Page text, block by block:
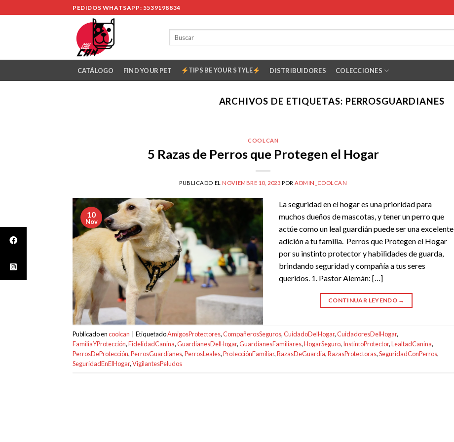
to
PEDIDOS WHATSAPP: 5539198834
CATÁLOGO FIND YOUR PET TIPS BE YOUR STYLE DISTRIBUIDORES COLECCIONES
ARCHIVOS DE ETIQUETAS: PERROSGUARDIANES
COOLCAN
5 Razas de Perros que Protegen el Hogar
PUBLICADO EL NOVIEMBRE 10, 2023 PORADMIN_COOLCAN
10
Nov
La seguridad en el hogar es una prioridad para
muchos dueños de mascotas, y tener un perro que
actúe como un leal guardián puede ser una excelente
adición a tu familia. Perros que Protegen el Hogar
por su instinto protector y habilidades de guarda,
brindando seguridad y compañía a tus seres
queridos. 1. Pastor Alemán: […]
CONTINUAR LEYENDO →
Publicado encoolcan EtiquetadoAmigosProtectores,CompañerosSeguros,CuidadoDelHogar,CuidadoresDelHogar,
FamiliaYProtección,FidelidadCanina,GuardianesDelHogar,GuardianesFamiliares,HogarSeguro, InstintoProtector,LealtadCanina,
PerrosDeProtección,PerrosGuardianes,PerrosLeales,ProtecciónFamiliar,RazasDeGuardia,RazasProtectoras,SeguridadConPerros,
SeguridadEnElHogar,VigilantesPeludos